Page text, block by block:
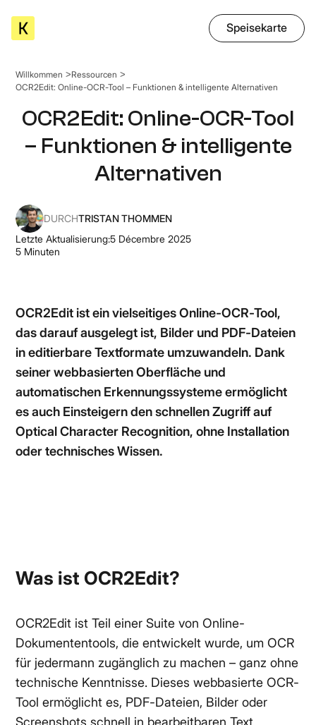
Speisekarte
Willkommen
Ressourcen
OCR2Edit: Online-OCR-Tool – Funktionen & intelligente Alternativen
OCR2Edit: Online-OCR-Tool
– Funktionen & intelligente
Alternativen
DURCHTRISTAN THOMMEN
Letzte Aktualisierung:5 Décembre 2025
5 Minuten
OCR2Edit ist ein vielseitiges Online-OCR-Tool,
das darauf ausgelegt ist, Bilder und PDF-Dateien
in editierbare Textformate umzuwandeln. Dank
seiner webbasierten Oberfläche und
automatischen Erkennungssysteme ermöglicht
es auch Einsteigern den schnellen Zugriff auf
Optical Character Recognition, ohne Installation
oder technisches Wissen.
Was ist OCR2Edit?
OCR2Edit ist Teil einer Suite von Online-
Dokumententools, die entwickelt wurde, um OCR
für jedermann zugänglich zu machen – ganz ohne
technische Kenntnisse. Dieses webbasierte OCR-
Tool ermöglicht es, PDF-Dateien, Bilder oder
Screenshots schnell in bearbeitbaren Text